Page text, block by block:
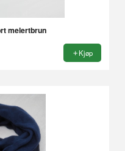
melertbrun
Kjøp